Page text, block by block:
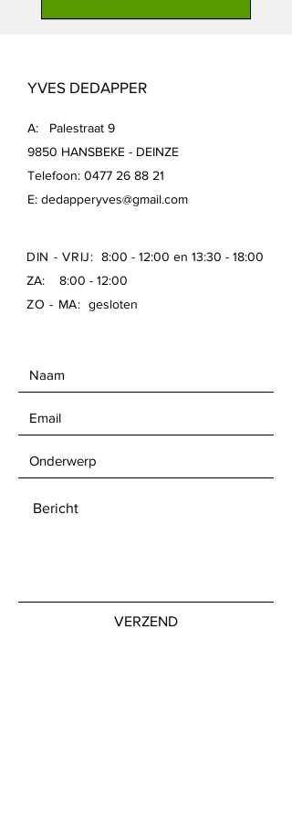
YVES DEDAPPER
A: Palestraat 9
9850 HANSBEKE - DEINZE
Telefoon: 0477 26 88 21
E: dedapperyves@gmail.com
DIN - VRIJ: 8:00 - 12:00 en 13:30 - 18:00
ZA: 8:00 - 12:00
ZO - MA: gesloten
VERZEND